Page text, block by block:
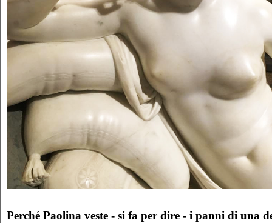
Perché Paolina veste - si fa per dire - i panni di una